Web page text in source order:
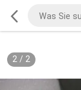
2/ 2